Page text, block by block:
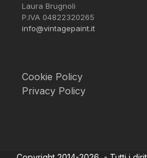
Laura Brugnoli
P.IVA 04822320265
info@vintagepaint.it
Cookie Policy
Privacy Policy